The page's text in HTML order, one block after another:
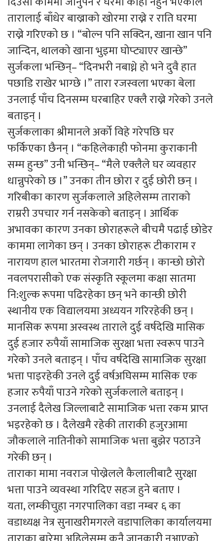
तारालाई बाँधेर बाख्राको खोरमा राख्ने र राति घरमा
राख्ने गरिएको छ । “बोल्न पनि सक्दिन, खाना खान पनि
जान्दिन, थालको खाना भुइमा घोप्ट्याएर खान्छे”
सुर्जकला भन्छिन्– “दिनभरी नबाध्ने हो भने दुवै हात
पछाडि राखेर भाग्छे ।” तारा रजस्वला भएका बेला
उनलाई पाँच दिनसम्म घरबाहिर एक्लै राख्ने गरेको उनले
बताइन् ।
सुर्जकलाका श्रीमानले अर्को विहे गरेपछि घर
फर्किएका छैनन् । “कहिलेकाही फोनमा कुराकानी
सम्म हुन्छ” उनी भन्छिन्– “मैले एक्लैले घर व्यवहार
धान्नुपरेको छ ।” उनका तीन छोरा र दुई छोरी छन् ।
गरिबीका कारण सुर्जकलाले अहिलेसम्म ताराको
राम्ररी उपचार गर्न नसकेको बताइन् । आर्थिक
अभावका कारण उनका छोराहरूले बीचमै पढाई छोडेर
काममा लागेका छन् । उनका छोराहरू टीकाराम र
नारायण हाल भारतमा रोजगारी गर्छन् । कान्छो छोरो
नवलपरासीको एक संस्कृति स्कूलमा कक्षा सातमा
नि:शुल्क रूपमा पढिरहेका छन् भने कान्छी छोरी
स्थानीय एक विद्यालयमा अध्ययन गरिरहेकी छन् ।
मानसिक रूपमा अस्वस्थ ताराले दुई वर्षदेखि मासिक
दुई हजार रुपैयाँ सामाजिक सुरक्षा भत्ता स्वरूप पाउने
गरेको उनले बताइन् । पाँच वर्षदेखि सामाजिक सुरक्षा
भत्ता पाइरहेकी उनले दुई वर्षअघिसम्म मासिक एक
हजार रुपैयाँ पाउने गरेको सुर्जकलाले बताइन् ।
उनलाई दैलेख जिल्लाबाटै सामाजिक भत्ता रकम प्राप्त
भइरहेको छ । दैलेखमै रहेकी ताराकी हजुरआमा
जौकलाले नातिनीको सामाजिक भत्ता बुझेर पठाउने
गरेकी छन् ।
ताराका मामा नवराज पोख्रेलले कैलालीबाटै सुरक्षा
भत्ता पाउने व्यवस्था गरिदिए सहज हुने बताए ।
यता, लम्कीचुहा नगरपालिका वडा नम्बर ६ का
वडाध्यक्ष नेत्र सुनाखरीमगरले वडापालिका कार्यालयमा